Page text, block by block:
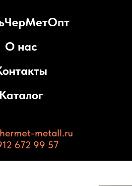
О нас
Каталог
metall.ru
672 99 57